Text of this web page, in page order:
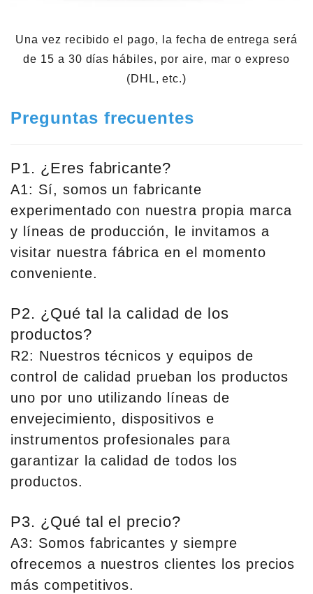
Una vez recibido el pago, la fecha de entrega será
de 15 a 30 días hábiles, por aire, mar o expreso
(DHL, etc.)
Preguntas frecuentes
P1. ¿Eres fabricante?
A1: Sí, somos un fabricante
experimentado con nuestra propia marca
y líneas de producción, le invitamos a
visitar nuestra fábrica en el momento
conveniente.
P2. ¿Qué tal la calidad de los
productos?
R2: Nuestros técnicos y equipos de
control de calidad prueban los productos
uno por uno utilizando líneas de
envejecimiento, dispositivos e
instrumentos profesionales para
garantizar la calidad de todos los
productos.
P3. ¿Qué tal el precio?
A3: Somos fabricantes y siempre
ofrecemos a nuestros clientes los precios
más competitivos.